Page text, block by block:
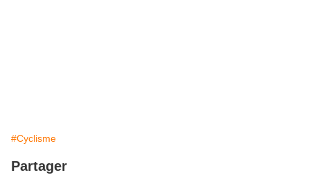
#Cyclisme
Partager